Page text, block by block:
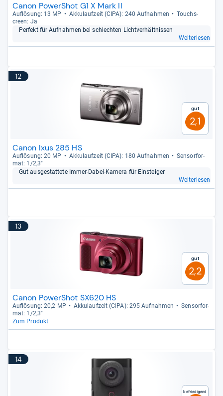
Canon PowerShot G1 X Mark II
Auf­lö­sung: 13 MP Akku­lauf­zeit (CIPA): 240 Auf­nah­men
Touch­s­
creen: Ja
Per­fekt für Auf­nah­men bei schlech­ten Licht­ver­hält­nis­sen
Weiterlesen
12
Gut
2,1
Canon Ixus 285 HS
Auf­lö­sung: 20 MP Akku­lauf­zeit (CIPA): 180 Auf­nah­men
Sen­sor­for­
mat: 1/2,3"
Gut aus­ge­stat­tete Immer-​Dabei-​Kamera für Ein­stei­ger
Weiterlesen
13
Gut
2,2
Canon PowerShot SX620 HS
Auf­lö­sung: 20,2 MP Akku­lauf­zeit (CIPA): 295 Auf­nah­men
Sen­sor­for­
mat: 1/2,3"
Zum Produkt
14
Befriedigend